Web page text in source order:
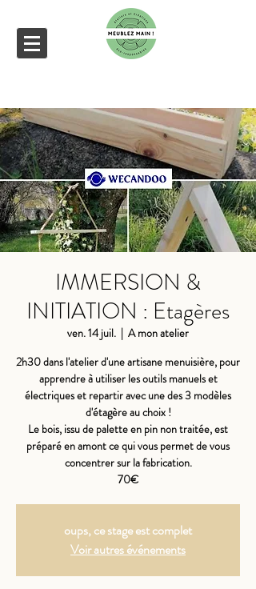
IMMERSION &
INITIATION : Etagères
ven. 14 juil.
  |
A mon atelier
2h30 dans l'atelier d'une artisane menuisière, pour
apprendre à utiliser les outils manuels et
électriques et repartir avec une des 3 modèles
d'étagère au choix !
Le bois, issu de palette en pin non traitée, est
préparé en amont ce qui vous permet de vous
concentrer sur la fabrication.
70€
oups, ce stage est complet
Voir autres événements